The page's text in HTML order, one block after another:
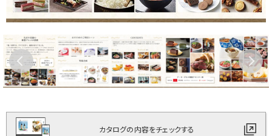
カタログの内容をチェックする